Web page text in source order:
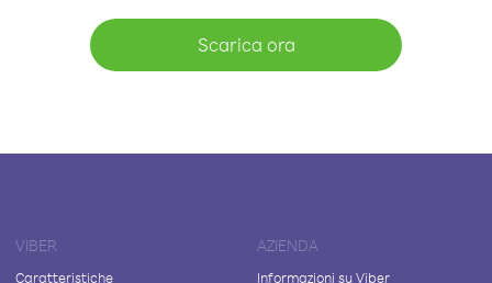
Scarica ora
VIBER
Caratteristiche
AZIENDA
Informazioni su Viber